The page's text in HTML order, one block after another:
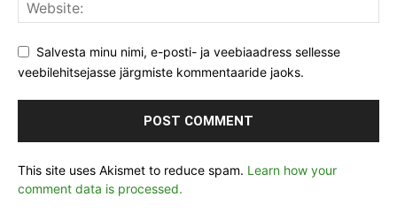
Salvesta minu nimi, e-posti- ja veebiaadress sellesse
veebilehitsejasse järgmiste kommentaaride jaoks.
This site uses Akismet to reduce spam. Learn how your
comment data is processed.